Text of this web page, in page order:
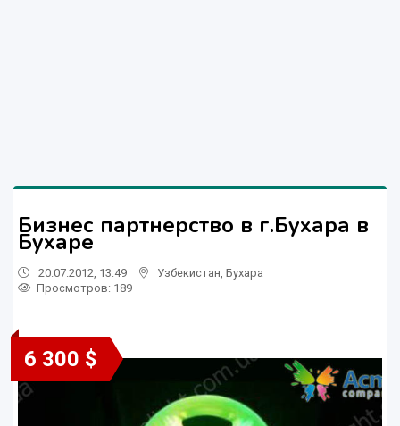
Бизнес партнерство в г.Бухара в
Бухаре
20.07.2012, 13:49 Узбекистан Бухара
Просмотров: 189
6 300 $